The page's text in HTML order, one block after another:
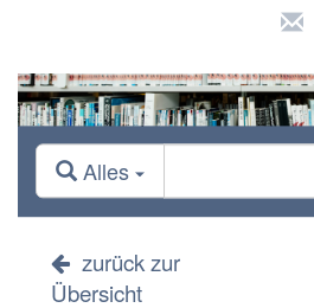
Alles
zurück zur
Übersicht